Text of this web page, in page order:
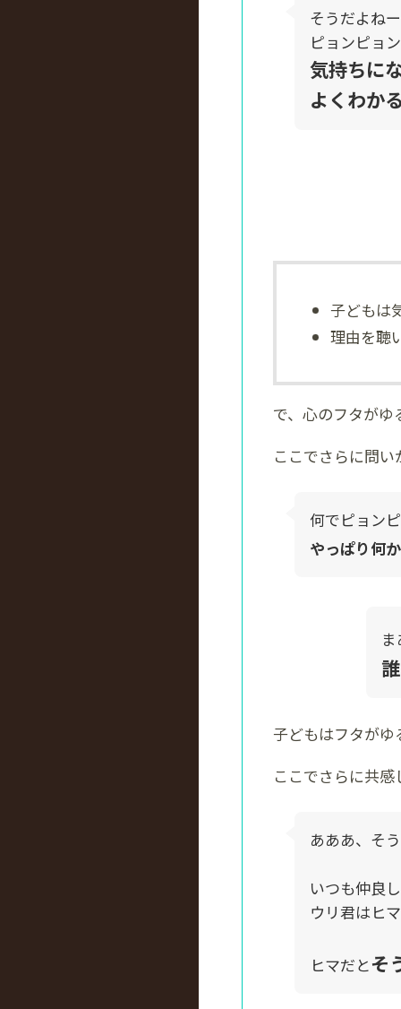
そうだよねー
ピョンピョ
気持ちに
よくわか
子どもは
理由を聴
で、心のフタがゆ
ここでさらに問い
何でピョン
やっぱり何か
子どもはフタがゆ
ここでさらに共感
あああ、そ
いつも仲良
ウリ君はヒ
ヒマだとそ